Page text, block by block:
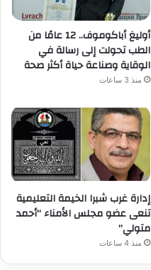
أوليغ أباكوموف.. 12 عامًا من
الطب تحولت إلى رسالة في
الوقاية وصناعة حياة أكثر صحة
منذ 3 ساعات
إدارة غرب شبرا الخيمة التعليمية
تنعى عضو مجلس الأمناء “أحمد
متولي”
منذ 4 ساعات